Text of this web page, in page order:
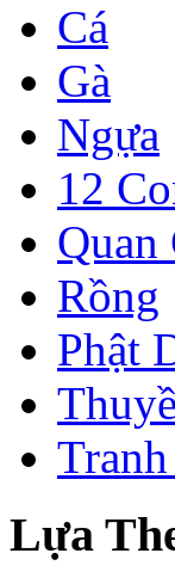
Cá
Gà
Ngựa
12
Quan
Rồng
Phật
Lựa